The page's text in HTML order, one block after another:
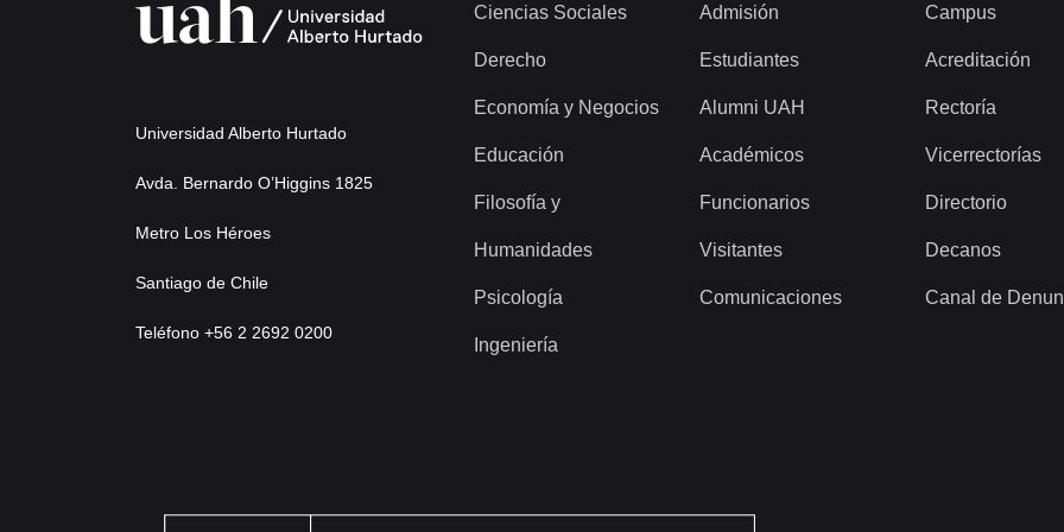
Universidad Alberto Hurtado
Avda. Bernardo O’Higgins 1825
Metro Los Héroes
Santiago de Chile
Teléfono +56 2 2692 0200
Ciencias Sociales
Derecho
Economía y Negocios
Educación
Filosofía y
Humanidades
Psicología
Ingeniería
Admisión
Estudiantes
Alumni UAH
Académicos
Funcionarios
Visitantes
Comunicaciones
Campus
Acreditación
Rectoría
Vicerrectorías
Directorio
Decanos
Canal de